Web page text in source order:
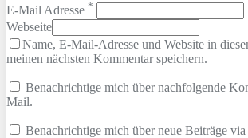
E-Mail Adresse *
Webseite
Name, E-Mail-Adresse und Website in
meinen nächsten Kommentar speichern.
Benachrichtige mich über nachfolgende
Mail.
Benachrichtige mich über neue Beiträge